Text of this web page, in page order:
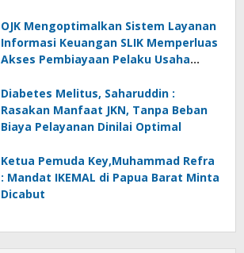
OJK Mengoptimalkan Sistem Layanan
Informasi Keuangan SLIK Memperluas
Akses Pembiayaan Pelaku Usaha
Diabetes Melitus, Saharuddin :
Rasakan Manfaat JKN, Tanpa Beban
Biaya Pelayanan Dinilai Optimal
Ketua Pemuda Key,Muhammad Refra
: Mandat IKEMAL di Papua Barat Minta
Dicabut